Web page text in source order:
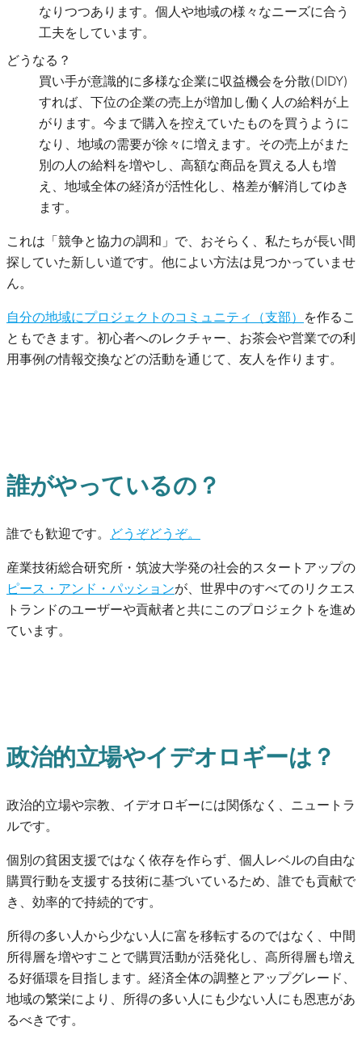
なりつつあります。個人や地域の様々なニーズに合う
工夫をしています。
どうなる？
買い手が意識的に多様な企業に収益機会を分散(DIDY)
すれば、下位の企業の売上が増加し働く人の給料が上
がります。今まで購入を控えていたものを買うように
なり、地域の需要が徐々に増えます。その売上がまた
別の人の給料を増やし、高額な商品を買える人も増
え、地域全体の経済が活性化し、格差が解消してゆき
ます。
これは「競争と協力の調和」で、おそらく、私たちが長い間
探していた新しい道です。他によい方法は見つかっていませ
ん。
自分の地域にプロジェクトのコミュニティ（支部）
を作るこ
ともできます。初心者へのレクチャー、お茶会や営業での利
用事例の情報交換などの活動を通じて、友人を作ります。
誰がやっているの？
誰でも歓迎です。 どうぞどうぞ。
産業技術総合研究所・筑波大学発の社会的スタートアップの
ピース・アンド・パッションが、世界中のすべてのリクエス
トランドのユーザーや貢献者と共にこのプロジェクトを進め
ています。
政治的立場やイデオロギーは？
政治的立場や宗教、イデオロギーには関係なく、ニュートラ
ルです。
個別の貧困支援ではなく依存を作らず、個人レベルの自由な
購買行動を支援する技術に基づいているため、誰でも貢献で
き、効率的で持続的です。
所得の多い人から少ない人に富を移転するのではなく、中間
所得層を増やすことで購買活動が活発化し、高所得層も増え
る好循環を目指します。経済全体の調整とアップグレード、
地域の繁栄により、所得の多い人にも少ない人にも恩恵があ
るべきです。